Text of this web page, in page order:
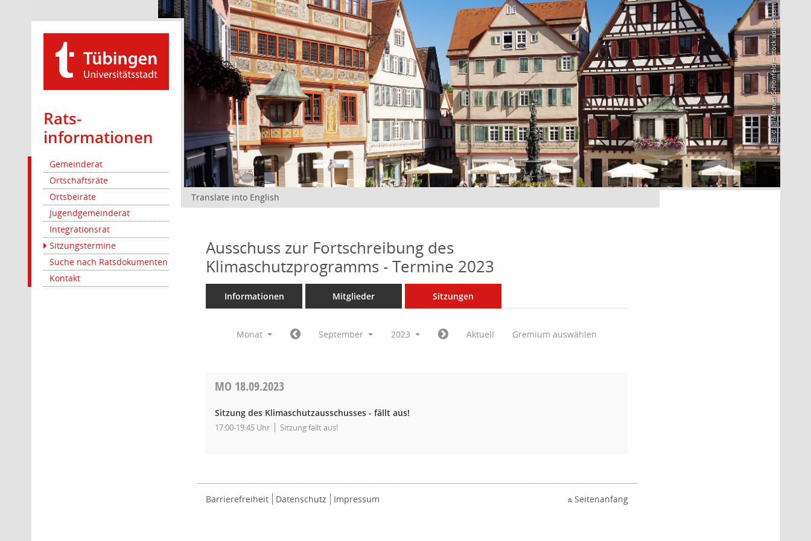
Rats­
informationen
Gemeinderat
Ortschaftsräte
Ortsbeiräte
Jugendgemeinderat
Integrationsrat
Sitzungstermine
Suche nach Ratsdokumenten
Kontakt
Bild: @Manuel Schönfeld – stock.adobe.com
Translate into English
Ausschuss zur Fortschreibung des
Klimaschutzprogramms - Termine 2023
Informationen Mitglieder Sitzungen
Monat September 2023 Aktuell Gremium auswählen
MO 18.09.2023
Sitzung des Klimaschutzausschusses - fällt aus!
17:00-19:45 Uhr Sitzung fällt aus!
Barrierefreiheit Datenschutz Impressum Seitenanfang